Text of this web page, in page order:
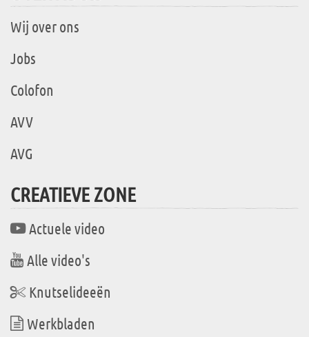
Wij over ons
Jobs
Colofon
AVV
AVG
CREATIEVE ZONE
Actuele video
Alle video's
Knutselideeën
Werkbladen